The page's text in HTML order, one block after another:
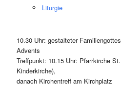
Liturgie
10.30 Uhr: gestalteter
Advents
Treffpunkt: 10.15 Uhr: Pfarrkirche
Kinderkirche),
danach Kirchentreff am Kirchplatz